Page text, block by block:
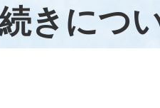
きにつ